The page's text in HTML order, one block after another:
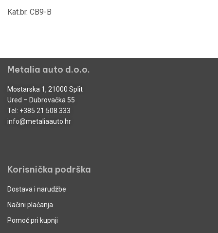
Kat.br. CB9-B
Metalia auto d.o.o.
Mostarska 1, 21000 Split
Ured – Dubrovačka 55
Tel: +385 21 508 333
info@metaliaauto.hr
Korisnička podrška
Dostava i narudžbe
Načini plaćanja
Pomoć pri kupnji